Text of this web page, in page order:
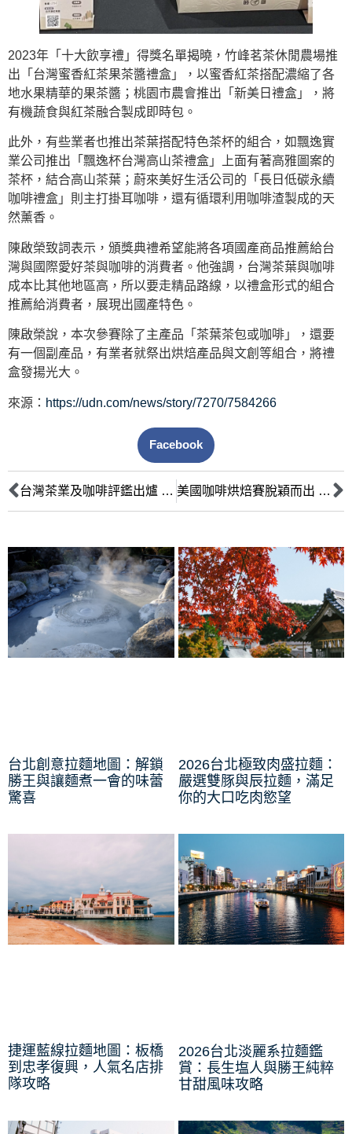
2023年「十大飲享禮」得獎名單揭曉，竹峰茗茶休閒農場推
出「台灣蜜香紅茶果茶醬禮盒」，以蜜香紅茶搭配濃縮了各
地水果精華的果茶醬；桃園市農會推出「新美日禮盒」，將
有機蔬食與紅茶融合製成即時包。
此外，有些業者也推出茶葉搭配特色茶杯的組合，如飄逸實
業公司推出「飄逸杯台灣高山茶禮盒」上面有著高雅圖案的
茶杯，結合高山茶葉；蔚來美好生活公司的「長日低碳永續
咖啡禮盒」則主打掛耳咖啡，還有循環利用咖啡渣製成的天
然薰香。
陳啟榮致詞表示，頒獎典禮希望能將各項國產商品推薦給台
灣與國際愛好茶與咖啡的消費者。他強調，台灣茶葉與咖啡
成本比其他地區高，所以要走精品路線，以禮盒形式的組合
推薦給消費者，展現出國產特色。
陳啟榮說，本次參賽除了主產品「茶葉茶包或咖啡」，還要
有一個副產品，有業者就祭出烘焙產品與文創等組合，將禮
盒發揚光大。
來源： https://udn.com/news/story/7270/7584266
Facebook
台灣茶業及咖啡評鑑出爐 台中好手獲肯定 美國咖啡烘焙賽脫穎而出 南投蠻荒咖啡獲獎
台北創意拉麵地圖：解鎖
勝王與讓麵煮一會的味蕾
驚喜
2026台北極致肉盛拉麵：
嚴選雙豚與辰拉麵，滿足
你的大口吃肉慾望
捷運藍線拉麵地圖：板橋
到忠孝復興，人氣名店排
隊攻略
2026台北淡麗系拉麵鑑
賞：長生塩人與勝王純粹
甘甜風味攻略